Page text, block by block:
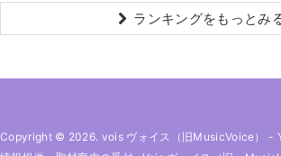
ランキングをもっとみ
Copyright © 2026. vois ヴォイス（旧MusicVoice） -